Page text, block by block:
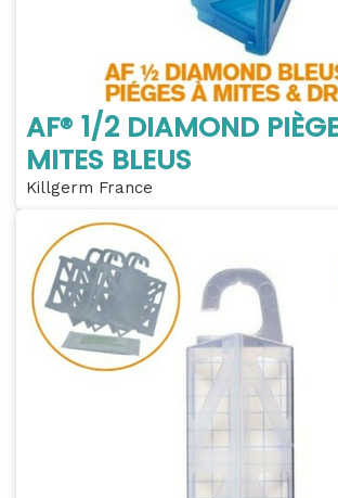
AF® 1/2 DIAMOND
MITES BLEUS
Killgerm France